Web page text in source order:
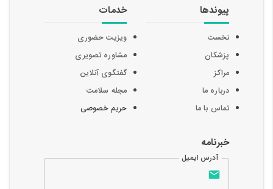
پیوندها
نخست
پزشکان
مراکز
درباره ما
تماس با ما
خدمات
ویزیت حضوری
مشاوره تصویری
گفتگوی آنلاین
مجله سلامت
حریم خصوصی
خبرنامه
آدرس ایمیل